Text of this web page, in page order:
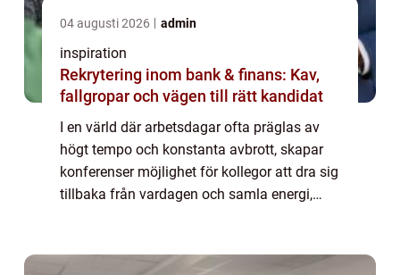
04 augusti 2026 admin
inspiration
Rekrytering inom bank & finans: Kav,
fallgropar och vägen till rätt kandidat
I en värld där arbetsdagar ofta präglas av
högt tempo och konstanta avbrott, skapar
konferenser möjlighet för kollegor att dra sig
tillbaka från vardagen och samla energi,